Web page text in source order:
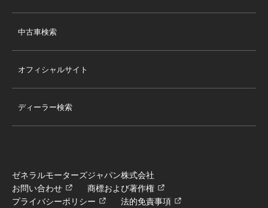
中古車検索
オフィシャルサイト
ディーラー検索
ゼネラルモーターズジャパン株式会社
お問い合わせ
商標および著作権
プライバシーポリシー
法的免責事項